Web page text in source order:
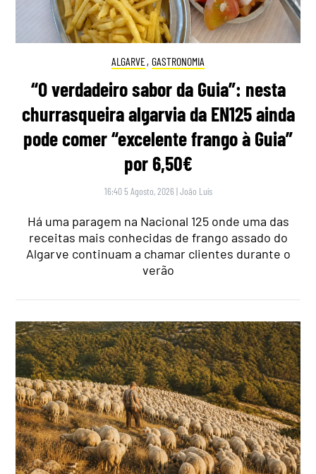
ALGARVE, GASTRONOMIA
“O verdadeiro sabor da Guia”: nesta
churrasqueira algarvia da EN125 ainda
pode comer “excelente frango à Guia”
por 6,50€
16:40 5 Agosto, 2026 |João Luís
Há uma paragem na Nacional 125 onde uma das
receitas mais conhecidas de frango assado do
Algarve continuam a chamar clientes durante o
verão